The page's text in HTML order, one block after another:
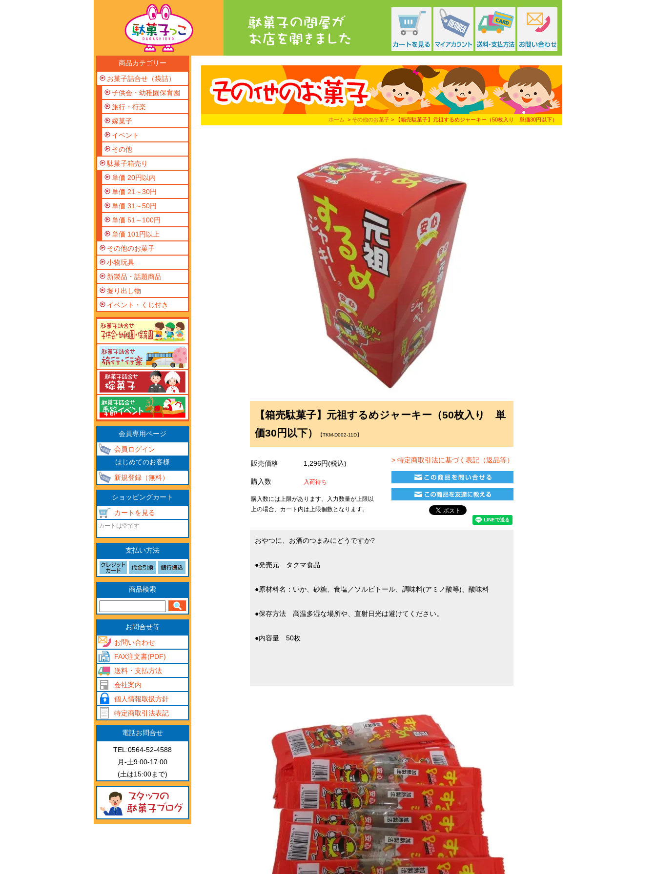
ホーム > その他のお菓子 > 【箱売駄菓子】元祖するめジャーキー（50枚入り 単価30円以下）
【箱売駄菓子】元祖するめジャーキー（50枚入り 単
価30円以下）
【TKM-D002-11D】
販売価格 1,296円(税込)
購入数 入荷待ち
購入数には上限があります。入力数量が上限以
上の場合、カート内は上限個数となります。
> 特定商取引法に基づく表記（返品等）
おやつに、お酒のつまみにどうですか?
●発売元 タクマ食品
●原材料名：いか、砂糖、食塩／ソルビトール、調味料(アミノ酸等)、酸味料
●保存方法 高温多湿な場所や、直射日光は避けてください。
●内容量 50枚
商品カテゴリー
お菓子詰合せ（袋詰）
子供会・幼稚園保育園
旅行・行楽
嫁菓子
イベント
その他
駄菓子箱売り
単価 20円以内
単価 21～30円
単価 31～50円
単価 51～100円
単価 101円以上
その他のお菓子
小物玩具
新製品・話題商品
掘り出し物
イベント・くじ付き
会員専用ページ
会員ログイン
はじめてのお客様
新規登録（無料）
ショッピングカート
カートを見る
カートは空です
支払い方法
商品検索
お問合せ等
お問い合わせ
FAX注文書(PDF)
送料・支払方法
会社案内
個人情報取扱方針
特定商取引法表記
電話お問合せ
TEL:0564-52-4588
月-土9:00-17:00
(土は15:00まで)